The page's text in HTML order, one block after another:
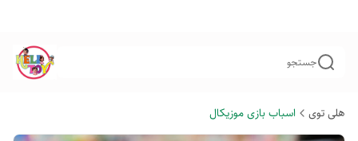
جستجو
هلی توی اسباب بازی موزیکال